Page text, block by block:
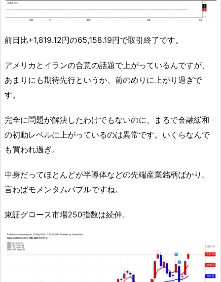
前日比+1,819.12円の65,158.19円で取引終了です。
アメリカとイランの合意の話題で上がっているんですが、
あまりにも期待先行というか、前のめりに上がり過ぎで
す。
完全に問題が解決したわけでもないのに、まるで金融緩和
の初動レベルに上がっているのは異常です。いくらなんで
も買われ過ぎ。
中身だってほとんどが半導体などの先端産業銘柄ばかり。
言わばモメンタムバブルですね。
東証グロース市場250指数は続伸。